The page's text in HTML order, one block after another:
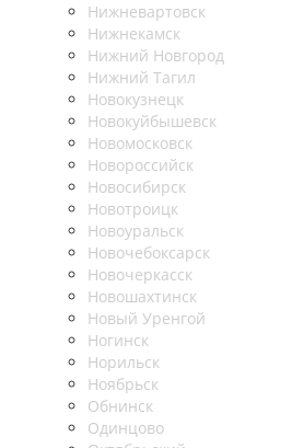
Нижневартовск
Нижнекамск
Нижний Новгород
Нижний Тагил
Новокузнецк
Новокуйбышевск
Новомосковск
Новороссийск
Новосибирск
Новотроицк
Новоуральск
Новочебоксарск
Новочеркасск
Новошахтинск
Новый Уренгой
Ногинск
Норильск
Ноябрьск
Обнинск
Одинцово